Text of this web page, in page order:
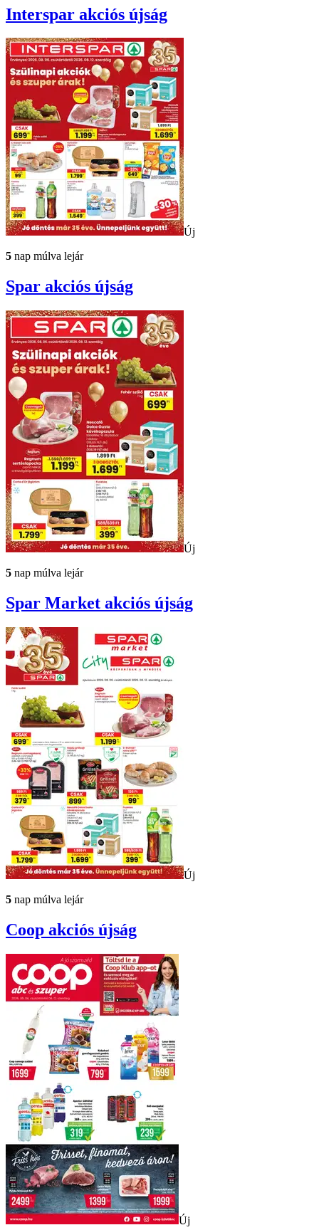
Interspar akciós újság
Új
5 nap múlva lejár
Spar akciós újság
Új
5 nap múlva lejár
Spar Market akciós újság
Új
5 nap múlva lejár
Coop akciós újság
Új